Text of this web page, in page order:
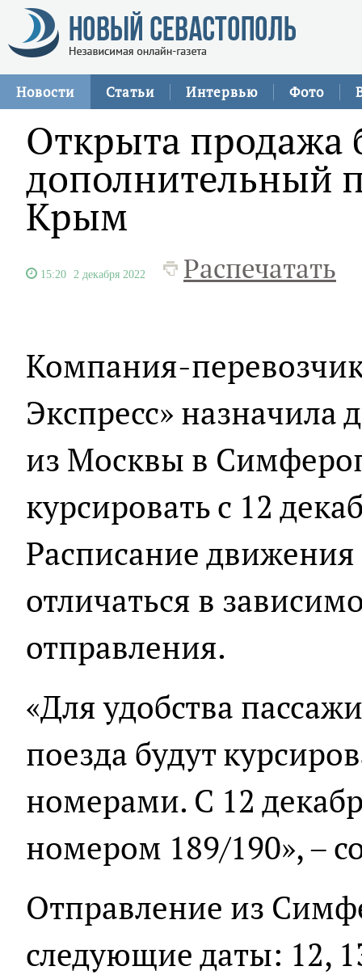
Новости Статьи Интервью Фото
Открыта продажа
дополнительный
Крым
15:20 2 декабря 2022 Распечатать
Компания-
Экспресс» назначила
из Москвы в
курсировать с 12
Расписание движения
отличаться в
отправления.
«Для удобства
поезда будут
номерами. С 12
номером 189/190», –
Отправление из
следующие даты: 12,